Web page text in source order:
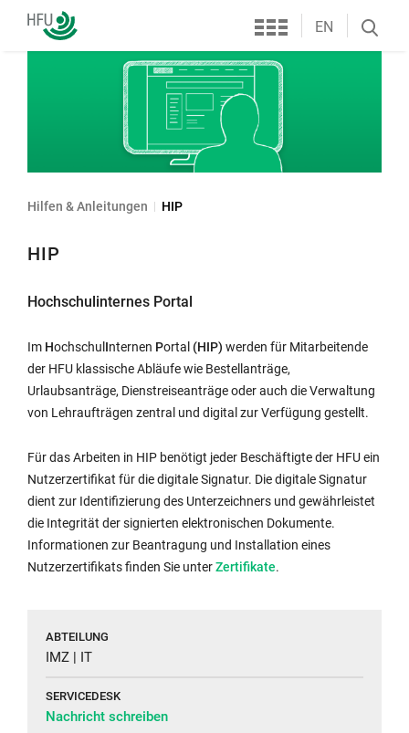
Hochschule
Furtwangen
Services
EN
Search
Hilfen & Anleitungen HIP
HIP
Hochschulinternes Portal
Im Hochschul Internen Portal (HIP) werden für Mitarbeitende
der HFU klassische Abläufe wie Bestellanträge,
Urlaubsanträge, Dienstreiseanträge oder auch die Verwaltung
von Lehraufträgen zentral und digital zur Verfügung gestellt.
Für das Arbeiten in HIP benötigt jeder Beschäftigte der HFU ein
Nutzerzertifikat für die digitale Signatur. Die digitale Signatur
dient zur Identifizierung des Unterzeichners und gewährleistet
die Integrität der signierten elektronischen Dokumente.
Informationen zur Beantragung und Installation eines
Nutzerzertifikats finden Sie unterInterner
Zertifikate.
ABTEILUNG
IMZ | IT
SERVICEDESK
Nachricht schreiben